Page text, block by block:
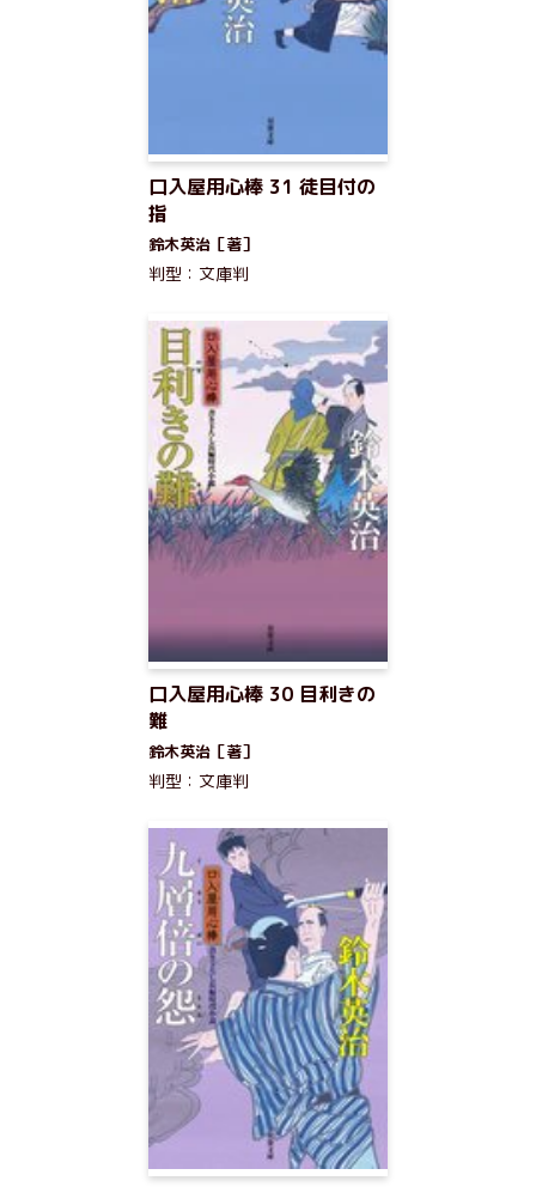
口入屋用心棒 31 徒目付の
指
鈴木英治［著］
判型：文庫判
口入屋用心棒 30 目利きの
難
鈴木英治［著］
判型：文庫判